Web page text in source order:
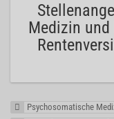
Medizin und
Psychosomatische